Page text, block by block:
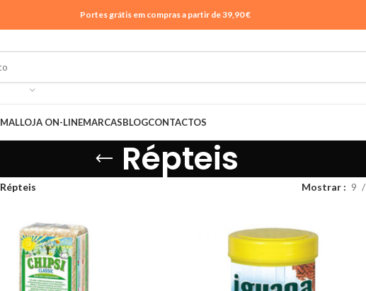
Portes grátis em compras a partir de 39,90 €
LOJA ON-LINEMARCASBLOGCONTACTOS
Répteis
Répteis Mostrar 9